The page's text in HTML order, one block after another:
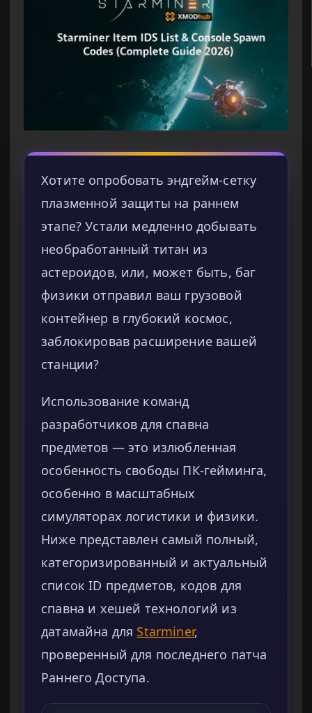
Хотите опробовать эндгейм-сетку
плазменной защиты на раннем
этапе? Устали медленно добывать
необработанный титан из
астероидов, или, может быть, баг
физики отправил ваш грузовой
контейнер в глубокий космос,
заблокировав расширение вашей
станции?
Использование команд
разработчиков для спавна
предметов — это излюбленная
особенность свободы ПК-гейминга,
особенно в масштабных
симуляторах логистики и физики.
Ниже представлен самый полный,
категоризированный и актуальный
список ID предметов, кодов для
спавна и хешей технологий из
датамайна для Starminer,
проверенный для последнего патча
Раннего Доступа.